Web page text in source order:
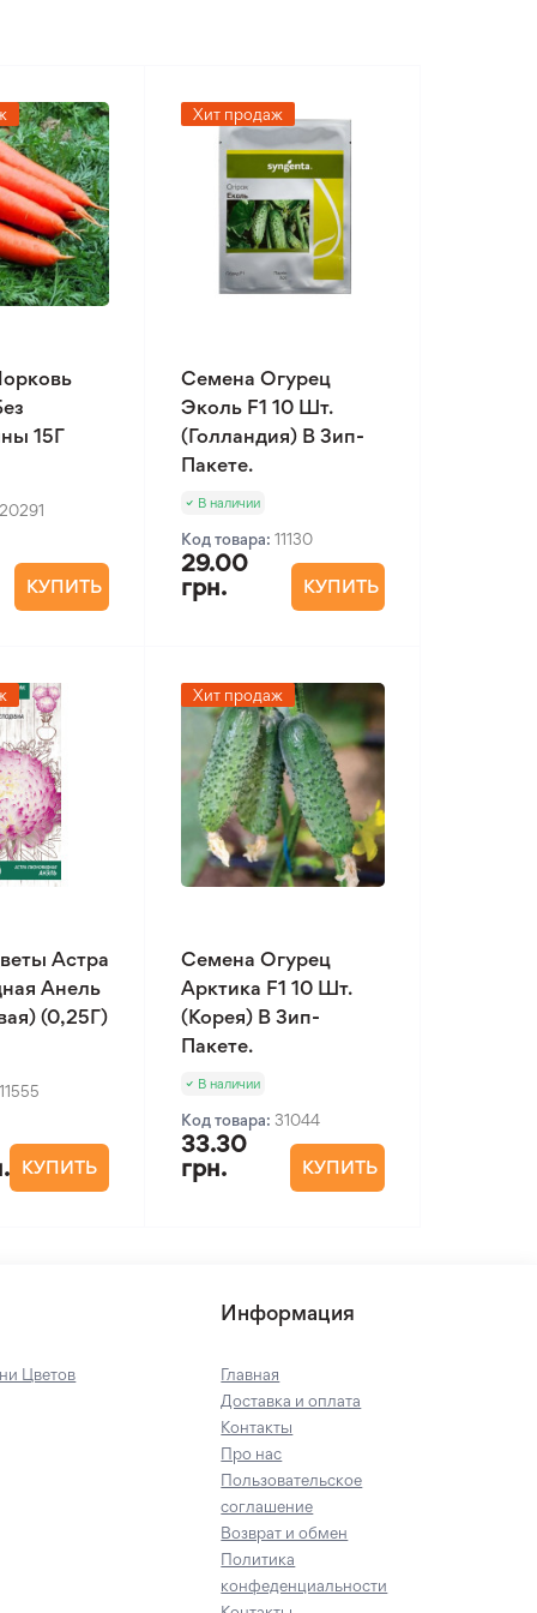
15Г
20291
КУПИТЬ
Хит продаж
Семена Огурец
Эколь F1 10 Шт.
(Голландия) В Зип-
Пакете.
В наличии
Код товара: 11130
29.00
грн.
КУПИТЬ
Астра
Анель
(0,25Г)
11555
КУПИТЬ
Хит продаж
Семена Огурец
Арктика F1 10 Шт.
(Корея) В Зип-
Пакете.
В наличии
Код товара: 31044
33.30
грн.
КУПИТЬ
Цветов
Информация
Главная
Доставка и оплата
Контакты
Про нас
Пользовательское
соглашение
Возврат и обмен
Политика
конфеденциальности